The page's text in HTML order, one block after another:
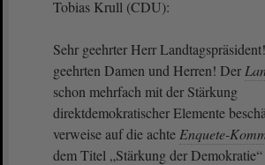
Tobias Krull (CDU):
Sehr geehrter Herr
geehrten Damen und Herren! Der
schon mehrfach mit der Stärkung
direktdemokratischer Elemente
verweise auf die achte Enquete-
dem Titel „Stärkung der